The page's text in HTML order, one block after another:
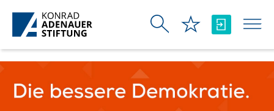
Skip to Main Content